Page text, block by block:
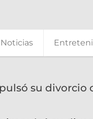
Noticias
su divorcio